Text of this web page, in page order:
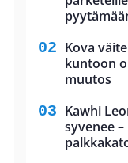
Kova
kuntoon
muutos
Kawhi
syvenee